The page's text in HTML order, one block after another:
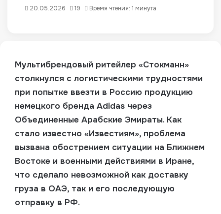
20.05.2026 19 Время чтения: 1 минута
Мультибрендовый ритейлер «Стокманн»
столкнулся с логистическими трудностями
при попытке ввезти в Россию продукцию
немецкого бренда Adidas через
Объединенные Арабские Эмираты. Как
стало известно «Известиям», проблема
вызвана обострением ситуации на Ближнем
Востоке и военными действиями в Иране,
что сделало невозможной как доставку
груза в ОАЭ, так и его последующую
отправку в РФ.